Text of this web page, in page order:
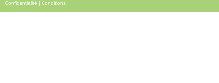
Confidentialité
Conditions